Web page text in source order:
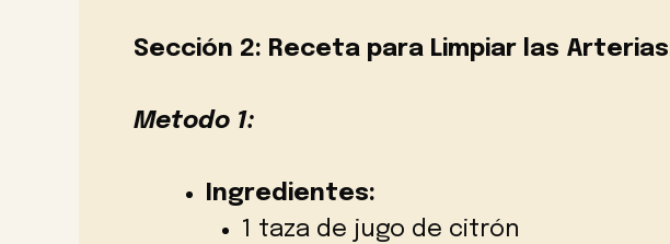
Sección 2: Receta para Limpiar las
Metodo 1:
Ingredientes:
1 taza de jugo de citrón